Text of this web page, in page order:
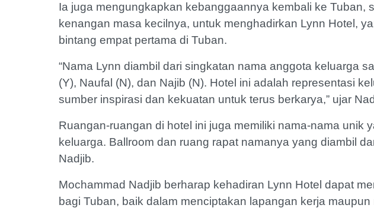
Ia juga mengungkapkan kebanggaannya kembali ke Tuban,
kenangan masa kecilnya, untuk menghadirkan Lynn Hotel,
bintang empat pertama di Tuban.
“Nama Lynn diambil dari singkatan nama anggota keluarga
(Y), Naufal (N), dan Najib (N). Hotel ini adalah representasi
sumber inspirasi dan kekuatan untuk terus berkarya,” ujar
Ruangan-ruangan di hotel ini juga memiliki nama-nama unik
keluarga. Ballroom dan ruang rapat namanya yang diambil
Nadjib.
Mochammad Nadjib berharap kehadiran Lynn Hotel dapat
bagi Tuban, baik dalam menciptakan lapangan kerja